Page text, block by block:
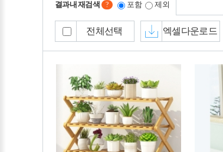
결과내 재검색 ? 포함 제외
전체선택 엑셀다운로드